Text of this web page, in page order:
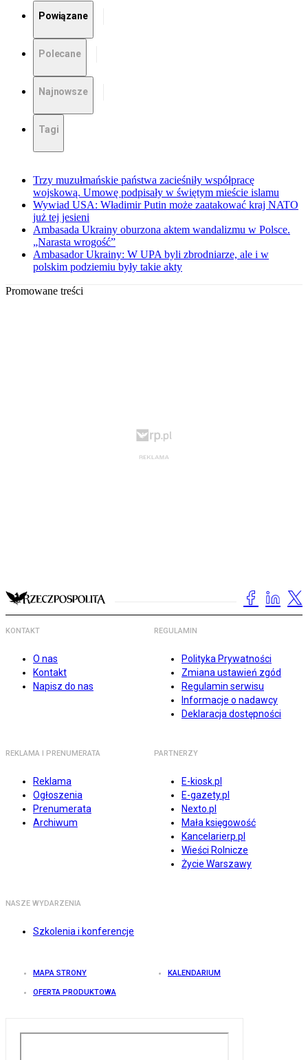
Powiązane
Polecane
Najnowsze
Tagi
Trzy muzułmańskie państwa zacieśniły współpracę
wojskową. Umowę podpisały w świętym mieście islamu
Wywiad USA: Władimir Putin może zaatakować kraj NATO
już tej jesieni
Ambasada Ukrainy oburzona aktem wandalizmu w Polsce.
„Narasta wrogość”
Ambasador Ukrainy: W UPA byli zbrodniarze, ale i w
polskim podziemiu były takie akty
Promowane treści
KONTAKT
O nas
Kontakt
Napisz do nas
REGULAMIN
Polityka Prywatności
Zmiana ustawień zgód
Regulamin serwisu
Informacje o nadawcy
Deklaracja dostępności
REKLAMA I PRENUMERATA
Reklama
Ogłoszenia
Prenumerata
Archiwum
PARTNERZY
E-kiosk.pl
E-gazety.pl
Nexto.pl
Mała księgowość
Kancelarierp.pl
Wieści Rolnicze
Życie Warszawy
NASZE WYDARZENIA
Szkolenia i konferencje
MAPA STRONY KALENDARIUM
OFERTA PRODUKTOWA